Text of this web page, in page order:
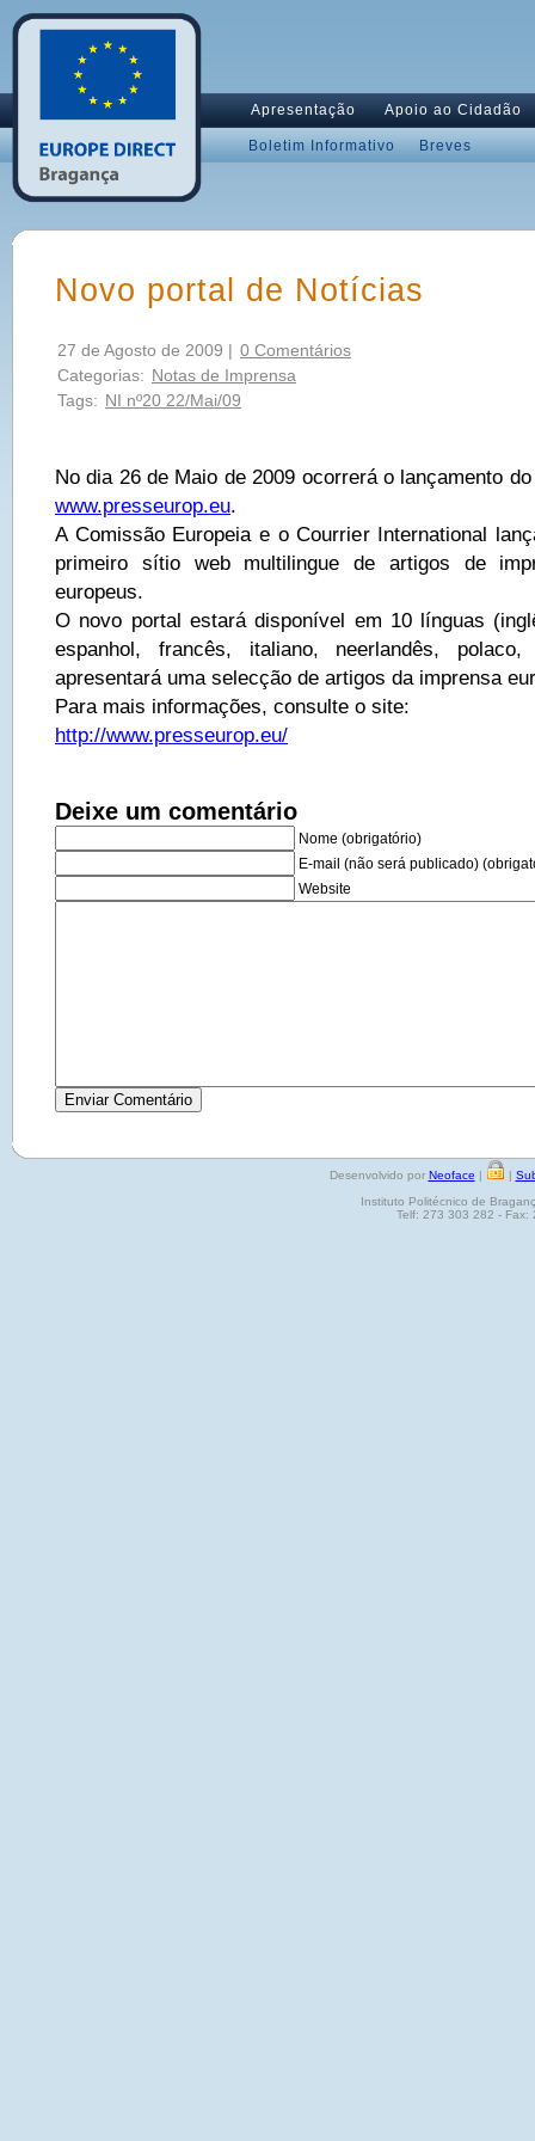
Apresentação Apoio ao Cidadão
Boletim Informativo Breves
Novo portal de Notícias
27 de Agosto de 2009 | 0 Comentários
Categorias: Notas de Imprensa
Tags: NI nº20 22/Mai/09
No dia 26 de Maio de 2009 ocorrerá o lançamento
www.presseurop.eu.
A Comissão Europeia e o Courrier International
primeiro sítio web multilingue de artigos de
europeus.
O novo portal estará disponível em 10 línguas
espanhol, francês, italiano, neerlandês,
apresentará uma selecção de artigos da imprensa
Para mais informações, consulte o site:
http://www.presseurop.eu/
Deixe um comentário
Nome (obrigatório)
E-mail (não será publicado)
Website
Desenvolvido por Neoface | |
Instituto Politécnico de
Telf: 273 303 282 - Fax: